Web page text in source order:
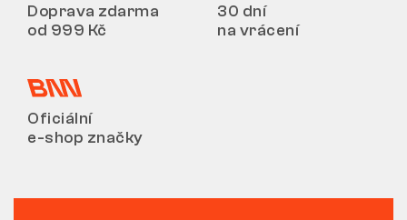
Doprava zdarma
od 999 Kč
30 dní
na vrácení
Oficiální
e-shop značky